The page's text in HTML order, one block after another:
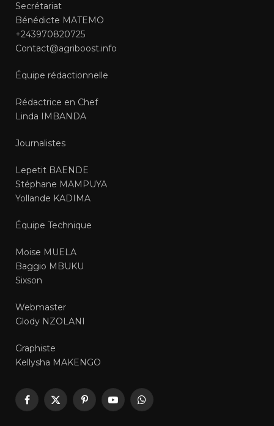
Secrétariat
Bénédicte MATEMO
+243970820725
Contact@agriboost.info
Équipe rédactionnelle
Rédactrice en Chef
Linda IMBANDA
Journalistes
Lepetit BAENDE
Stéphane MAMPUYA
Yollande KADIMA
Équipe Technique
Moise MUELA
Baggio MBUKU
Sixson
Webmaster
Glody NZOLANI
Graphiste
Kellysha MAKENGO
Facebook
X
PinterestYouTubeWhatsApp